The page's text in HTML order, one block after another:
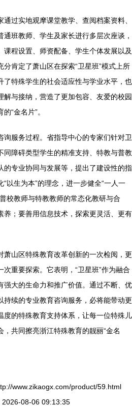
过实地观摩课堂教学、查阅档案资料、
班教师、学生及家长进行多层次座谈，
课程设置、师资配备、学生个体发展以及
肯定了萧山区在探索“卫星班”模式上所
了特殊学生的社会适应性与学业水平，也
解与接纳，营造了更加包容、友爱的校园
“金名片”。
询服务过程。省指导中心的专家们针对卫
同障碍类型学生的精准支持、特教与普教
的专业协同与发展等，提出了建设性的指
以生为本”的理念，进一步健全“一人一
校教师与特教教师的常态化教研与合
养；要善用信息技术，探索更灵活、更有
萧山区特殊教育改革创新的一次检阅，更
重要探索。它表明，“卫星班”作为融合
强大的生命力和推广价值。通过不断、优
持续的专业教育咨询服务，必将能带动更
度的特殊教育支持体系，让每一位特殊儿
共同擦亮浙江特殊教育的靓丽“金名
www.zikaogx.com/product/59.html
2026-08-06 09:13:35